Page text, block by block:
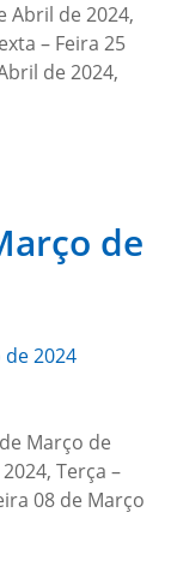
Abril de 2024,
– Feira 25
de 2024,
de
2024
Março de
Terça –
08 de Março